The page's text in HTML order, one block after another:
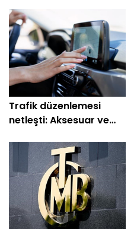
Trafik düzenlemesi
netleşti: Aksesuar ve
dönem